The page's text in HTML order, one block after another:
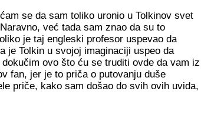
se da sam toliko uronio u Tolkinov svet
već tada sam znao da su to
je taj engleski profesor uspevao da
je Tolkin u svojoj imaginaciji uspeo da
ovo što ću se truditi ovde da vam iz
fan, jer je to priča o putovanju duše
priče, kako sam došao do svih ovih uvida,